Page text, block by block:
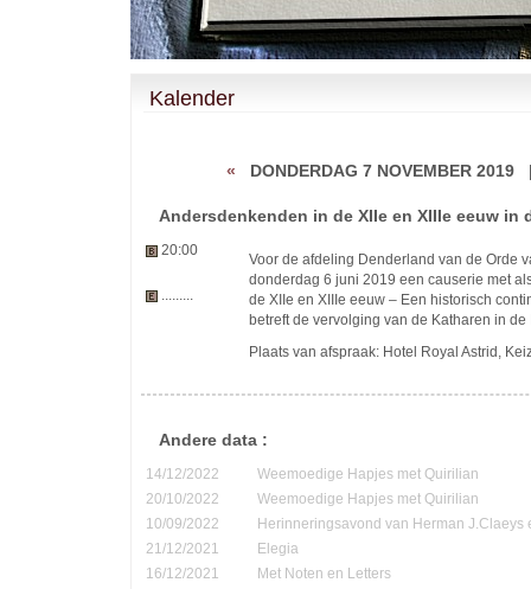
Kalender
« DONDERDAG 7 NOVEMBER 2019
Andersdenkenden in de XIIe en XIIIe eeuw in
20:00
Voor de afdeling Denderland van de Orde
donderdag 6 juni 2019 een causerie met
de XIIe en XIIIe eeuw – Een historisch
betreft de vervolging van de Katharen in
Plaats van afspraak: Hotel Royal Astrid,
Andere data :
14/12/2022
Weemoedige Hapjes met Quirilian
20/10/2022
Weemoedige Hapjes met Quirilian
10/09/2022
Herinneringsavond van Herman J.Claeys
21/12/2021
Elegia
16/12/2021
Met Noten en Letters